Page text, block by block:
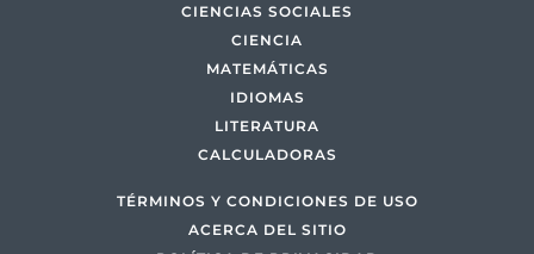
CIENCIAS SOCIALES
CIENCIA
MATEMÁTICAS
IDIOMAS
LITERATURA
CALCULADORAS
TÉRMINOS Y CONDICIONES DE USO
ACERCA DEL SITIO